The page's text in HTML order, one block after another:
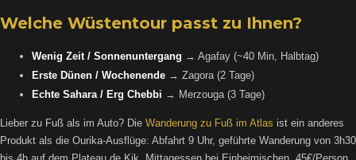
Welche Wüstentour passt zu Ihnen?
Wenig Zeit / Sonnenuntergang → Agafay (~40 Min, Halbtag)
Erste Dünen / Wochenende → Zagora (2 Tage)
Echte Sahara / Erg Chebbi → Merzouga (3 Tage)
Lieber zu Fuß als im Auto? Die Wanderung zu Fuß im Atlas ist ein anderes
Produkt als die Ourika-Ausflüge: Abfahrt 9 Uhr, geführte Wanderung von 3h30